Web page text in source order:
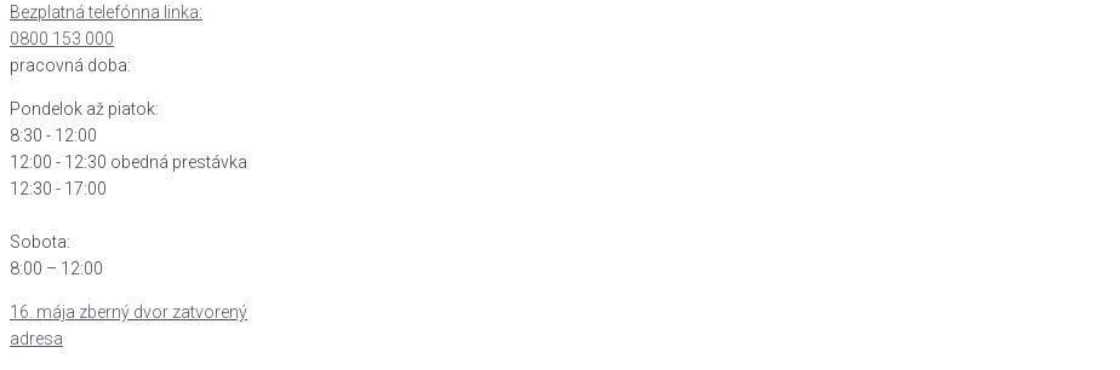
Bezplatná telefónna linka:
0800 153 000
pracovná doba:
Pondelok až piatok:
8:30 - 12:00
12:00 - 12:30 obedná prestávka
12:30 - 17:00
Sobota:
8:00 – 12:00
16. mája zberný dvor zatvorený
adresa